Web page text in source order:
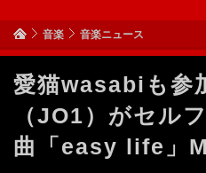
音楽 音楽ニュース
愛猫wasabiも参
（JO1）がセル
曲「easy life」